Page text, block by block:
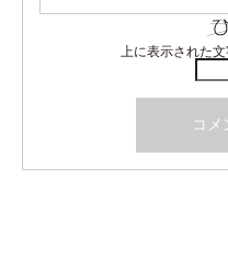
上に表示された文